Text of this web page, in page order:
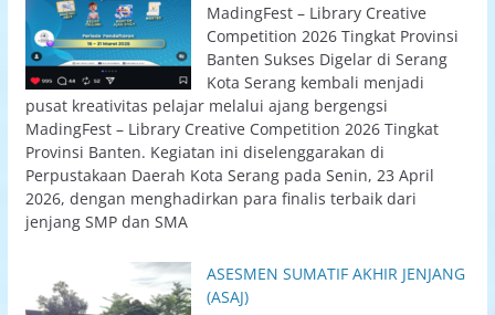
MadingFest – Library Creative
Competition 2026 Tingkat Provinsi
Banten Sukses Digelar di Serang
Kota Serang kembali menjadi
pusat kreativitas pelajar melalui ajang bergengsi
MadingFest – Library Creative Competition 2026 Tingkat
Provinsi Banten. Kegiatan ini diselenggarakan di
Perpustakaan Daerah Kota Serang pada Senin, 23 April
2026, dengan menghadirkan para finalis terbaik dari
jenjang SMP dan SMA
ASESMEN SUMATIF AKHIR JENJANG
(ASAJ)